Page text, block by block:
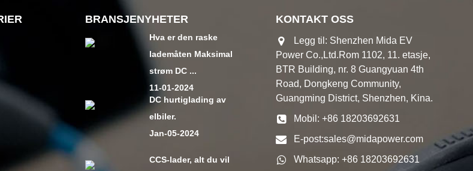
BRANSJENYHETER
Hva er den raske
lademåten Maksimal
strøm DC ...
11-01-2024
DC hurtiglading av
elbiler.
Jan-05-2024
CCS-lader, alt du vil
KONTAKT OSS
Legg til: Shenzhen Mida EV
Power Co.,Ltd.Rom 1102, 11. etasje,
BTR Building, nr. 8 Guangyuan 4th
Road, Dongkeng Community,
Guangming District, Shenzhen, Kina.
Mobil: +86 18203692631
E-post:sales@midapower.com
Whatsapp: +86 18203692631